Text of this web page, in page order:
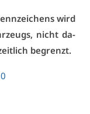
wird
nicht da­
be­grenzt.